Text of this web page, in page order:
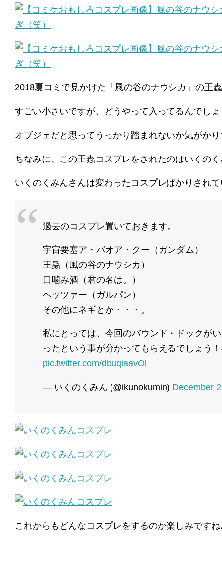
2018夏コミで見かけた「風の谷のナウシカ」の王
すごい小さいですが、どうやって入ってるんでしょ
オブジェだと思ってうっかり踏まれないか気がか
ちなみに、この王蟲コスプレをされたのはいくの
いくのくみんさんは変わったコスプレばかりされ
過去のコスプレ置いておきます。
宇宙要塞ア・バオア・クー（ガンダム）
王蟲（風の谷のナウシカ）
口噛み酒（君の名は。）
ヘッツァー（ガルパン）
その他にネギとか・・・。
私にとっては、今回のバウンド・ドックが
ったという事が分かってもらえるでしょう！
pic.twitter.com/dbuqiaavOl
— いくのくみん (@ikunokumin) December
これからもどんなコスプレをするのか楽しみですね